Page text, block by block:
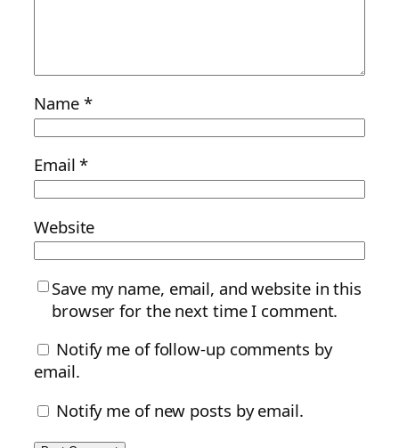
Name *
Email*
Website
Save my name, email, and website in this
browser for the next time I comment.
Notify me of follow-up comments by
email.
Notify me of new posts by email.